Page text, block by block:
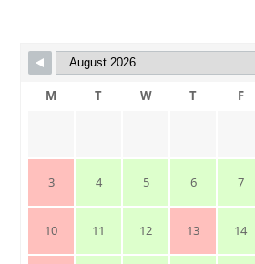
M T W T F
3 4 5 6 7
10 11 12 13 14